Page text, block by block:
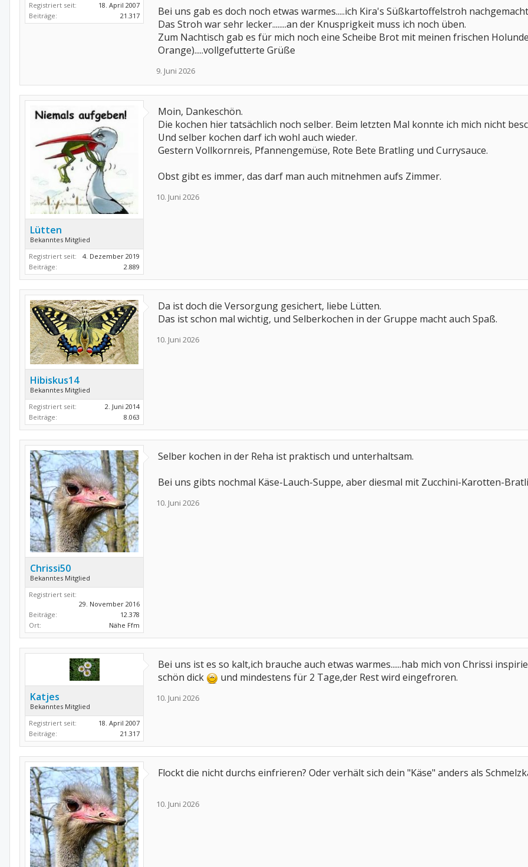
Registriert seit:
18. April 2007
Beiträge:
21.317
Bei uns gab es doch noch etwas warmes.....ich Kira's Süßkartoffelstroh
Das Stroh war sehr lecker........an der Knusprigkeit muss ich noch üben.
Zum Nachtisch gab es für mich noch eine Scheibe Brot mit meinen frischen
Orange).....vollgefutterte Grüße
9. Juni 2026
Lütten
Bekanntes Mitglied
Registriert seit:
4. Dezember 2019
Beiträge:
2.889
Moin, Dankeschön.
Die kochen hier tatsächlich noch selber. Beim letzten Mal konnte ich mich nicht
Und selber kochen darf ich wohl auch wieder.
Gestern Vollkornreis, Pfannengemüse, Rote Bete Bratling und Currysauce.
Obst gibt es immer, das darf man auch mitnehmen aufs Zimmer.
10. Juni 2026
Hibiskus14
Bekanntes Mitglied
Registriert seit:
2. Juni 2014
Beiträge:
8.063
Da ist doch die Versorgung gesichert, liebe Lütten.
Das ist schon mal wichtig, und Selberkochen in der Gruppe macht auch Spaß.
10. Juni 2026
Chrissi50
Bekanntes Mitglied
Registriert seit:
29. November 2016
Beiträge:
12.378
Ort:
Nähe Ffm
Selber kochen in der Reha ist praktisch und unterhaltsam.
Bei uns gibts nochmal Käse-Lauch-Suppe, aber diesmal mit Zucchini-Karotten-
10. Juni 2026
Katjes
Bekanntes Mitglied
Registriert seit:
18. April 2007
Beiträge:
21.317
Bei uns ist es so kalt,ich brauche auch etwas warmes......hab mich von Chrissi
schön dick
und mindestens für 2 Tage,der Rest wird eingefroren.
10. Juni 2026
Flockt die nicht durchs einfrieren? Oder verhält sich dein "Käse" anders als
10. Juni 2026